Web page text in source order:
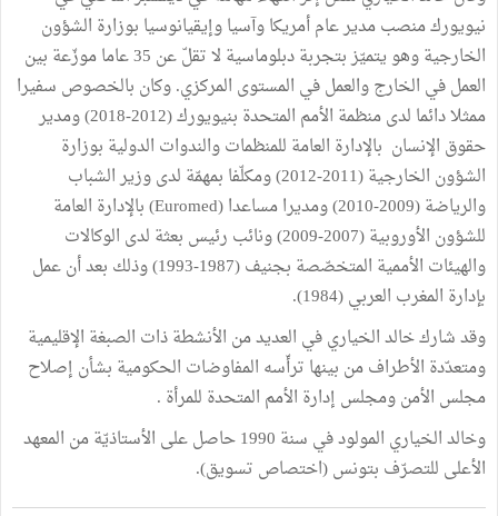
نيويورك منصب مدير عام أمريكا وآسيا وإيقيانوسيا بوزارة الشؤون
الخارجية وهو يتميّز بتجربة دبلوماسية لا تقلّ عن 35 عاما موزّعة بين
العمل في الخارج والعمل في المستوى المركزي. وكان بالخصوص سفيرا
ممثلا دائما لدى منظمة الأمم المتحدة بنيويورك (2012-2018) ومدير
حقوق الإنسان بالإدارة العامة للمنظمات والندوات الدولية بوزارة
الشؤون الخارجية (2011-2012) ومكلّفا بمهمّة لدى وزير الشباب
والرياضة (2009-2010) ومديرا مساعدا (Euromed) بالإدارة العامة
للشؤون الأوروبية (2007-2009) ونائب رئيس بعثة لدى الوكالات
والهيئات الأممية المتخصّصة بجنيف (1987-1993) وذلك بعد أن عمل
بإدارة المغرب العربي (1984).
وقد شارك خالد الخياري في العديد من الأنشطة ذات الصبغة الإقليمية
ومتعدّدة الأطراف من بينها ترأّسه المفاوضات الحكومية بشأن إصلاح
مجلس الأمن ومجلس إدارة الأمم المتحدة للمرأة .
وخالد الخياري المولود في سنة 1990 حاصل على الأستاذيّة من المعهد
الأعلى للتصرّف بتونس (اختصاص تسويق).